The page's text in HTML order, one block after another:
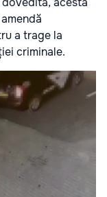
a trage la
criminale.